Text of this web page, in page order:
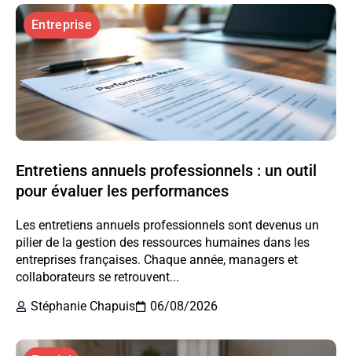
Entreprise
Entretiens annuels professionnels : un outil
pour évaluer les performances
Les entretiens annuels professionnels sont devenus un
pilier de la gestion des ressources humaines dans les
entreprises françaises. Chaque année, managers et
collaborateurs se retrouvent...
Stéphanie Chapuis
06/08/2026